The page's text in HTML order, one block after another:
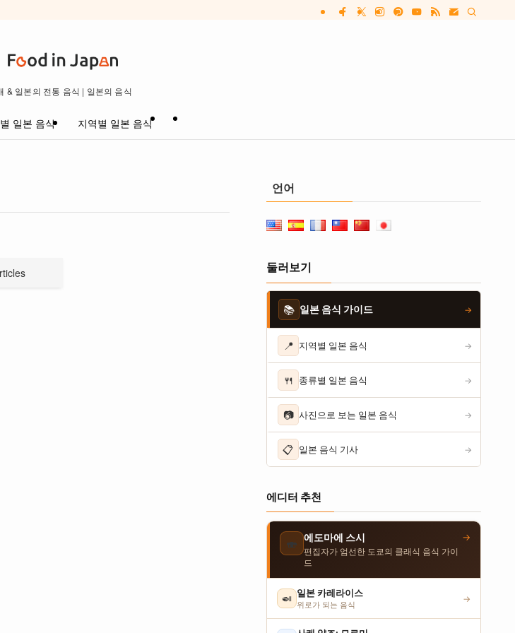
& 일본의 전통 음식 | 일본의 음식
일본 음식 지역별 일본 음식
언어
둘러보기
📚 일본 음식 가이드 →
📍 지역별 일본 음식 →
🍴 종류별 일본 음식 →
📷 사진으로 보는 일본 음식 →
📋 일본 음식 기사 →
에디터 추천
🍣 에도마에 스시
편집자가 엄선한 도쿄의 클래식 음식 가이
드
→
🍛 일본 카레라이스
위로가 되는 음식
→